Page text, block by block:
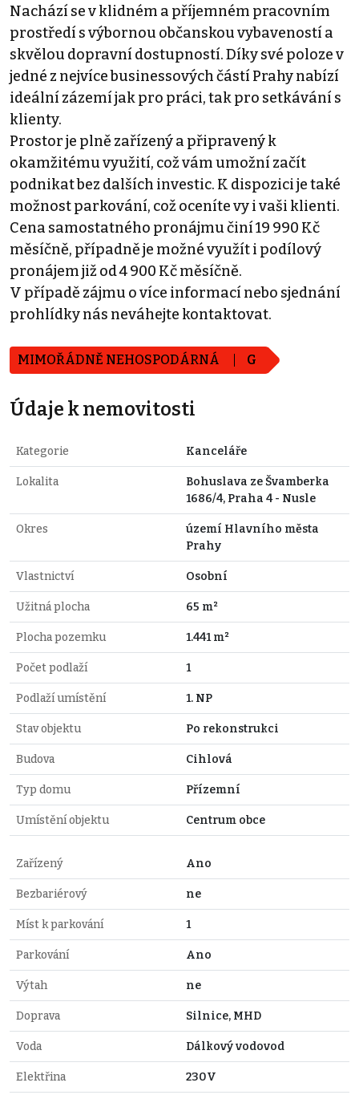
Nachází se v klidném a příjemném pracovním
prostředí s výbornou občanskou vybaveností a
skvělou dopravní dostupností. Díky své poloze v
jedné z nejvíce businessových částí Prahy nabízí
ideální zázemí jak pro práci, tak pro setkávání s
klienty.
Prostor je plně zařízený a připravený k
okamžitému využití, což vám umožní začít
podnikat bez dalších investic. K dispozici je také
možnost parkování, což oceníte vy i vaši klienti.
Cena samostatného pronájmu činí 19 990 Kč
měsíčně, případně je možné využít i podílový
pronájem již od 4 900 Kč měsíčně.
V případě zájmu o více informací nebo sjednání
prohlídky nás neváhejte kontaktovat.
MIMOŘÁDNĚ NEHOSPODÁRNÁ G
Údaje k nemovitosti
Kategorie Kanceláře
Lokalita
Bohuslava ze Švamberka
1686/4, Praha 4 - Nusle
Okres
území Hlavního města
Prahy
Vlastnictví Osobní
Užitná plocha 65 m²
Plocha pozemku 1.441 m²
Počet podlaží 1
Podlaží umístění 1. NP
Stav objektu Po rekonstrukci
Budova Cihlová
Typ domu Přízemní
Umístění objektu Centrum obce
Zařízený Ano
Bezbariérový ne
Míst k parkování 1
Parkování Ano
Výtah ne
Doprava Silnice, MHD
Voda Dálkový vodovod
Elektřina 230V